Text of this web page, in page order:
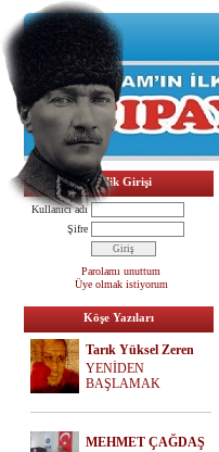
Üyelik Girişi
Kullanıcı adı
Şifre
Parolamı unuttum
Üye olmak istiyorum
Köşe Yazıları
Tarık Yüksel Zeren
YENİDEN
BAŞLAMAK
MEHMET ÇAĞDAŞ